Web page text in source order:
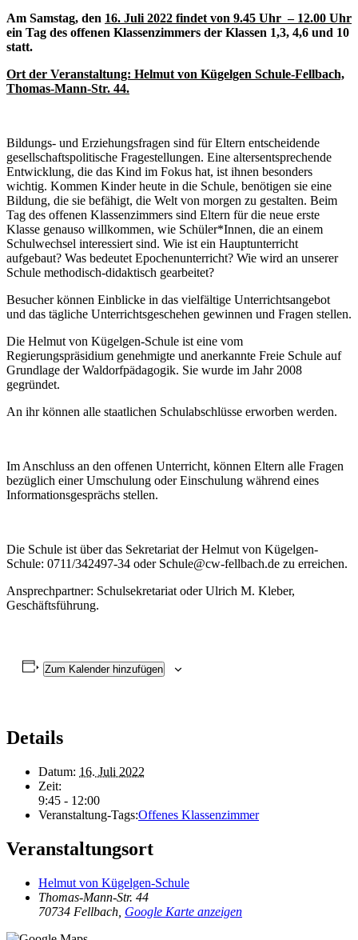
Am Samstag, den 16. Juli 2022 findet von 9.45 Uhr – 12.00 Uhr
ein Tag des offenen Klassenzimmers der Klassen 1,3, 4,6 und 10
statt.
Ort der Veranstaltung: Helmut von Kügelgen Schule-Fellbach,
Thomas-Mann-Str. 44.
Bildungs- und Erziehungsfragen sind für Eltern entscheidende
gesellschaftspolitische Fragestellungen. Eine altersentsprechende
Entwicklung, die das Kind im Fokus hat, ist ihnen besonders
wichtig. Kommen Kinder heute in die Schule, benötigen sie eine
Bildung, die sie befähigt, die Welt von morgen zu gestalten. Beim
Tag des offenen Klassenzimmers sind Eltern für die neue erste
Klasse genauso willkommen, wie Schüler*Innen, die an einem
Schulwechsel interessiert sind. Wie ist ein Hauptunterricht
aufgebaut? Was bedeutet Epochenunterricht? Wie wird an unserer
Schule methodisch-didaktisch gearbeitet?
Besucher können Einblicke in das vielfältige Unterrichtsangebot
und das tägliche Unterrichtsgeschehen gewinnen und Fragen stellen.
Die Helmut von Kügelgen-Schule ist eine vom
Regierungspräsidium genehmigte und anerkannte Freie Schule auf
Grundlage der Waldorfpädagogik. Sie wurde im Jahr 2008
gegründet.
An ihr können alle staatlichen Schulabschlüsse erworben werden.
Im Anschluss an den offenen Unterricht, können Eltern alle Fragen
bezüglich einer Umschulung oder Einschulung während eines
Informationsgesprächs stellen.
Die Schule ist über das Sekretariat der Helmut von Kügelgen-
Schule: 0711/342497-34 oder Schule@cw-fellbach.de zu erreichen.
Ansprechpartner: Schulsekretariat oder Ulrich M. Kleber,
Geschäftsführung.
Zum Kalender hinzufügen
Details
Datum: 16. Juli 2022
Zeit:
9:45 - 12:00
Veranstaltung-Tags:Offenes Klassenzimmer
Veranstaltungsort
Helmut von Kügelgen-Schule
Thomas-Mann-Str. 44
70734 Fellbach Google Karte anzeigen